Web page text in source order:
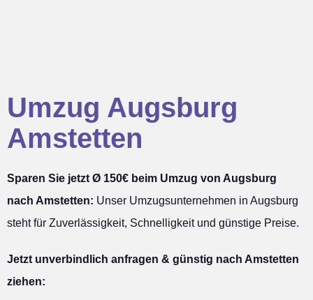
Umzug Augsburg
Amstetten
Sparen Sie jetzt Ø 150€ beim Umzug von Augsburg
nach Amstetten: Unser Umzugsunternehmen in Augsburg
steht für Zuverlässigkeit, Schnelligkeit und günstige Preise.
Jetzt unverbindlich anfragen & günstig nach Amstetten
ziehen: